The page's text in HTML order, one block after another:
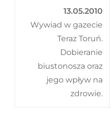
13.05.2010
Wywiad w gazecie
Teraz Toruń.
Dobieranie
biustonosza oraz
jego wpływ na
zdrowie.